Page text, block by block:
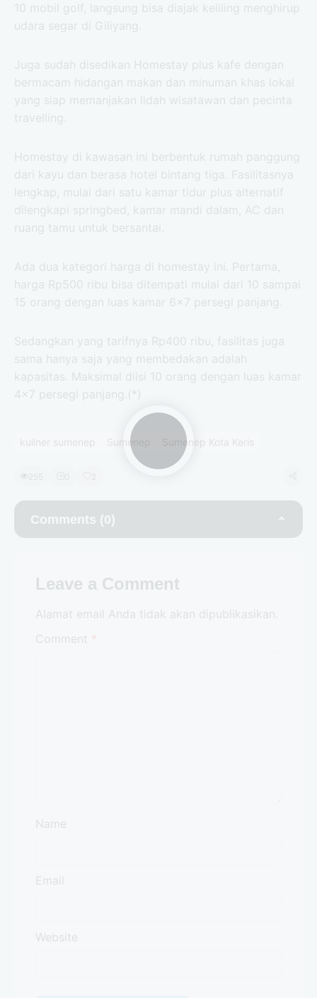
10 mobil golf, langsung bisa diajak keliling menghirup
udara segar di Giliyang.
Juga sudah disedikan Homestay plus kafe dengan
bermacam hidangan makan dan minuman khas lokal
yang siap memanjakan lidah wisatawan dan pecinta
travelling.
Homestay di kawasan ini berbentuk rumah panggung
dari kayu dan berasa hotel bintang tiga. Fasilitasnya
lengkap, mulai dari satu kamar tidur plus alternatif
dilengkapi springbed, kamar mandi dalam, AC dan
ruang tamu untuk bersantai.
Ada dua kategori harga di homestay ini. Pertama,
harga Rp500 ribu bisa ditempati mulai dari 10 sampai
15 orang dengan luas kamar 6×7 persegi panjang.
Sedangkan yang tarifnya Rp400 ribu, fasilitas juga
sama hanya saja yang membedakan adalah
kapasitas. Maksimal diisi 10 orang dengan luas kamar
4×7 persegi panjang.(*)
kuliner sumenep Sumenep Sumenep Kota Keris
Comments (0)
Leave a Comment
Alamat email Anda tidak akan dipublikasikan.
Comment *
Name
Email
Website